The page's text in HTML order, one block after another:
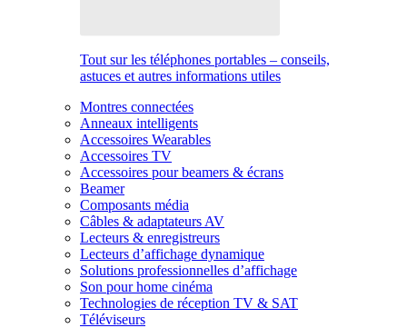
Tout sur les téléphones portables – conseils,
astuces et autres informations utiles
Montres connectées
Anneaux intelligents
Accessoires Wearables
Accessoires TV
Accessoires pour beamers & écrans
Beamer
Composants média
Câbles & adaptateurs AV
Lecteurs & enregistreurs
Lecteurs d’affichage dynamique
Solutions professionnelles d’affichage
Son pour home cinéma
Technologies de réception TV & SAT
Téléviseurs